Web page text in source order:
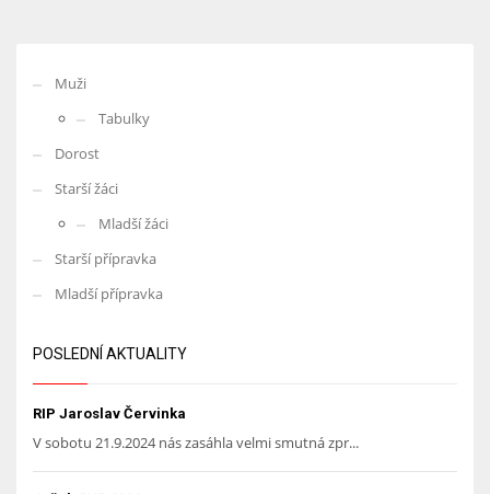
Muži
Tabulky
Dorost
Starší žáci
Mladší žáci
Starší přípravka
Mladší přípravka
POSLEDNÍ AKTUALITY
RIP Jaroslav Červinka
V sobotu 21.9.2024 nás zasáhla velmi smutná zpr...